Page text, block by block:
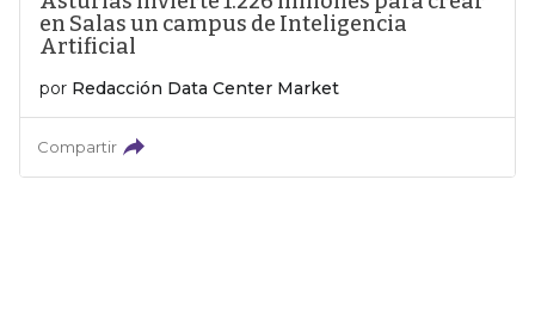
en Salas un campus de Inteligencia
Artificial
por Redacción Data Center Market
Compartir